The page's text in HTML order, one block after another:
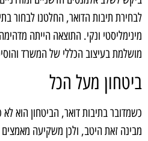
לבחירת תיבות הדואר, החלטנו לבחור
מינימליסטי ונקי. התוצאה הייתה
מושלמת בעיצוב הכללי של המשרד
ביטחון מעל הכל
כשמדובר בתיבות דואר, הביטחון הוא
מבינה זאת היטב, ולכן משקיעה מאמצים